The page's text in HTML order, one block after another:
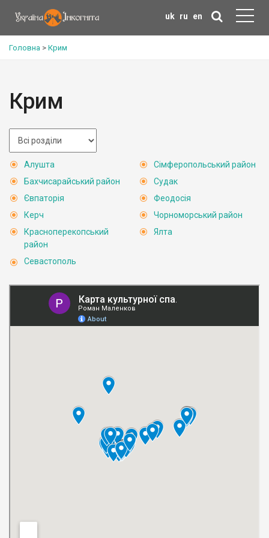
uk ru en
Головна > Крим
Крим
Алушта
Бахчисарайський район
Євпаторія
Керч
Красноперекопський
район
Севастополь
Сімферопольський район
Судак
Феодосія
Чорноморський район
Ялта